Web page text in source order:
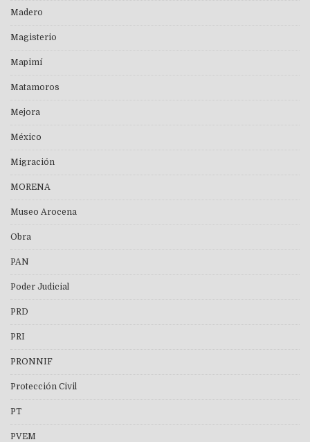
Madero
Magisterio
Mapimí
Matamoros
Mejora
México
Migración
MORENA
Museo Arocena
Obra
PAN
Poder Judicial
PRD
PRI
PRONNIF
Protección Civil
PT
PVEM